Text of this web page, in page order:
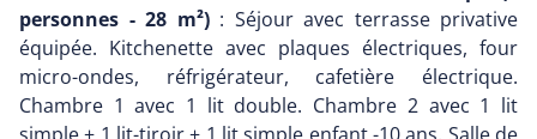
personnes - 28 m²): Séjour avec terrasse privative
équipée. Kitchenette avec plaques électriques, four
micro-ondes, réfrigérateur, cafetière électrique.
Chambre 1 avec 1 lit double. Chambre 2 avec 1 lit